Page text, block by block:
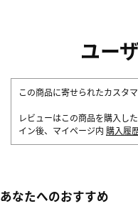
ユー
この商品に寄せられたカスタ
レビューはこの商品を購入し
イン後、マイページ内 購入履
あなたへのおすすめ